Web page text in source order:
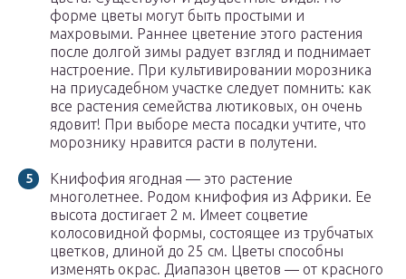
форме цветы могут быть простыми и
махровыми. Раннее цветение этого растения
после долгой зимы радует взгляд и поднимает
настроение. При культивировании морозника
на приусадебном участке следует помнить: как
все растения семейства лютиковых, он очень
ядовит! При выборе места посадки учтите, что
морознику нравится расти в полутени.
Книфофия ягодная — это растение
многолетнее. Родом книфофия из Африки. Ее
высота достигает 2 м. Имеет соцветие
колосовидной формы, состоящее из трубчатых
цветков, длиной до 25 см. Цветы способны
изменять окрас. Диапазон цветов — от красного